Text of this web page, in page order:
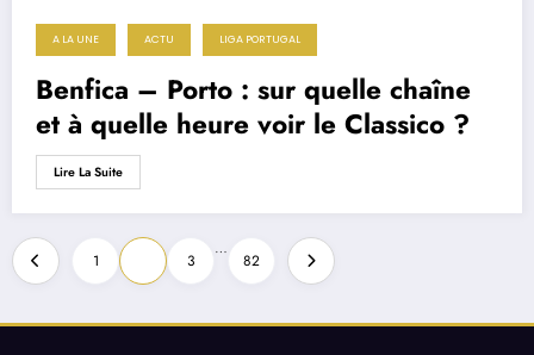
A LA UNE ACTU LIGA PORTUGAL
Benfica – Porto : sur quelle chaîne
et à quelle heure voir le Classico ?
Lire La Suite
Pagination
des
publications
1 3
…
82